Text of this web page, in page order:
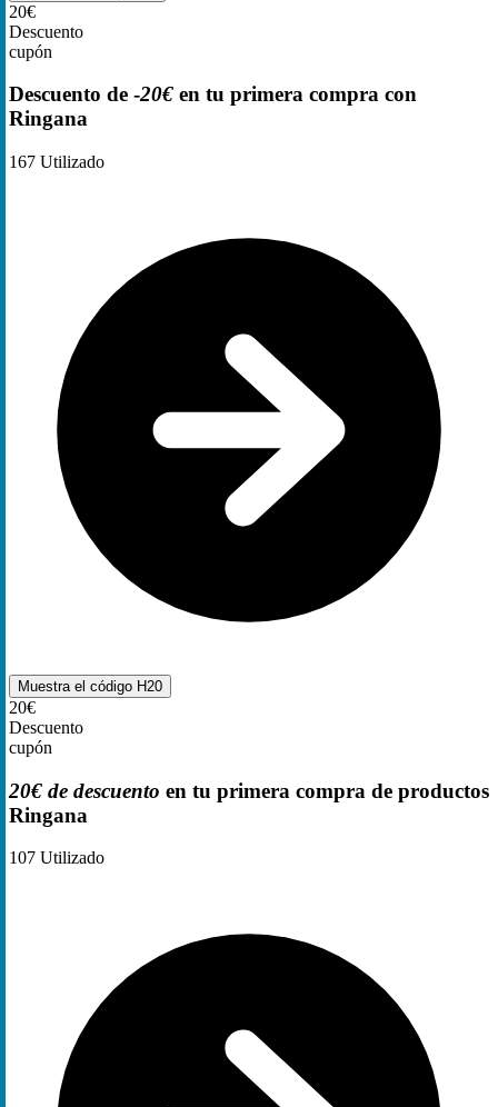
20€
Descuento
cupón
Descuento de -20€ en tu primera compra con
Ringana
167 Utilizado
Muestra el código H20
20€
Descuento
cupón
20€ de descuento en tu primera compra de productos
Ringana
107 Utilizado